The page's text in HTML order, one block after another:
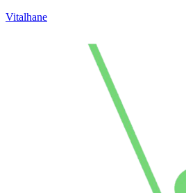
Vitalhane